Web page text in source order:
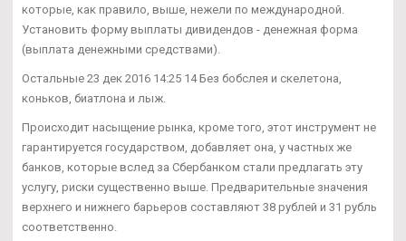
которые, как правило, выше, нежели по международной.
Установить форму выплаты дивидендов - денежная форма
(выплата денежными средствами).
Остальные 23 дек 2016 14:25 14 Без бобслея и скелетона,
коньков, биатлона и лыж.
Происходит насыщение рынка, кроме того, этот инструмент не
гарантируется государством, добавляет она, у частных же
банков, которые вслед за Сбербанком стали предлагать эту
услугу, риски существенно выше. Предварительные значения
верхнего и нижнего барьеров составляют 38 рублей и 31 рубль
соответственно.